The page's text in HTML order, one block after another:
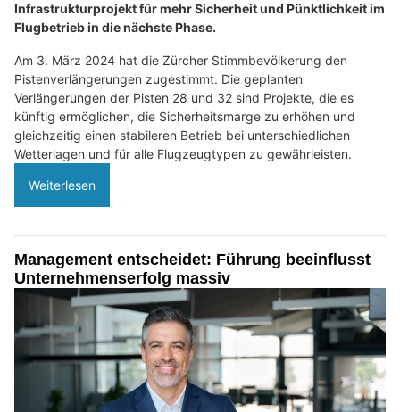
Infrastrukturprojekt für mehr Sicherheit und Pünktlichkeit im
Flugbetrieb in die nächste Phase.
Am 3. März 2024 hat die Zürcher Stimmbevölkerung den
Pistenverlängerungen zugestimmt. Die geplanten
Verlängerungen der Pisten 28 und 32 sind Projekte, die es
künftig ermöglichen, die Sicherheitsmarge zu erhöhen und
gleichzeitig einen stabileren Betrieb bei unterschiedlichen
Wetterlagen und für alle Flugzeugtypen zu gewährleisten.
Weiterlesen
Management entscheidet: Führung beeinflusst
Unternehmenserfolg massiv